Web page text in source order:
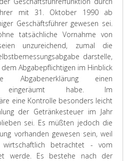
mit 31. Oktober 1990 ab
Geschäftsführer gewesen sei.
tatsächliche Vornahme von
unzureichend, zumal die
darstelle,
Abgabepflichtigen im Hinblick
einen
eingeräumt habe. Im
eine Kontrolle besonders leicht
der Getränkesteuer im Jahr
sei. Es müßten jedoch die
vorhanden gewesen sein, weil
betrachtet - vom
werde. Es bestehe nach der